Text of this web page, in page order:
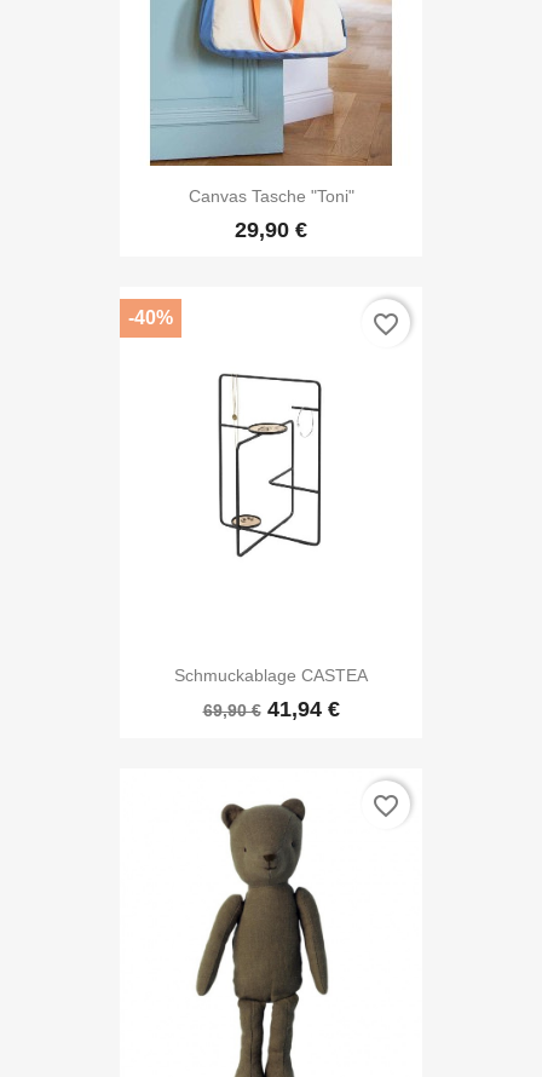
Canvas Tasche "Toni"
29,90 €
Schmuckablage CASTEA
69,90 € 41,94 €
-40% favorite_border
favorite_border